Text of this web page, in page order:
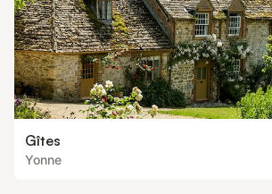
Gîtes
Yonne